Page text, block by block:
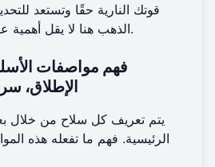
قوتك النارية حقًا وتستعد
الذهب هنا لا يقل أهمية عن شراء أسلحة جديدة.
فهم مواصفات
الإطلاق،
يتم تعريف كل سلاح من خلال
الرئيسية. فهم ما تفعله هذه